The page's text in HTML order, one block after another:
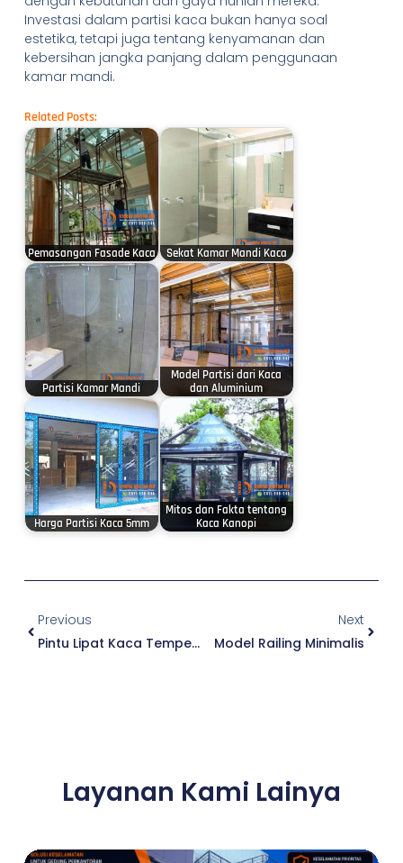
Investasi dalam partisi kaca bukan hanya soal
estetika, tetapi juga tentang kenyamanan dan
kebersihan jangka panjang dalam penggunaan
kamar mandi.
Related Posts:
Pemasangan Fasade Kaca Sekat Kamar Mandi Kaca
Partisi Kamar Mandi
Model Partisi dari Kaca
dan Aluminium
Harga Partisi Kaca 5mm
Mitos dan Fakta tentang
Kaca Kanopi
Previous
Pintu Lipat Kaca Tempered
Next
Model Railing Minimalis
Layanan Kami Lainya